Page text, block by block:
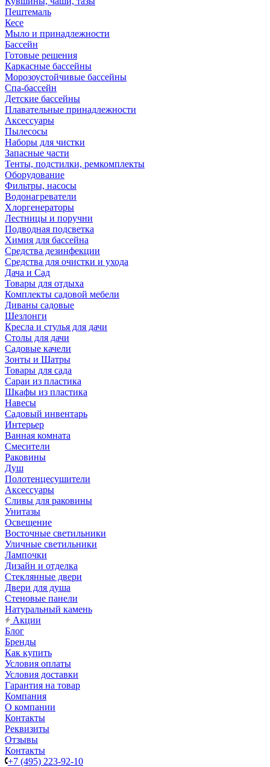
Пештемаль
Кесе
Мыло и принадлежности
Бассейн
Готовые решения
Каркасные бассейны
Морозоустойчивые бассейны
Спа-бассейн
Детские бассейны
Плавательные принадлежности
Аксессуары
Пылесосы
Наборы для чистки
Запасные части
Тенты, подстилки, ремкомплекты
Оборудование
Фильтры, насосы
Водонагреватели
Хлоргенераторы
Лестницы и поручни
Подводная подсветка
Химия для бассейна
Средства дезинфекции
Средства для очистки и ухода
Дача и Сад
Товары для отдыха
Комплекты садовой мебели
Диваны садовые
Шезлонги
Кресла и стулья для дачи
Столы для дачи
Садовые качели
Зонты и Шатры
Товары для сада
Сараи из пластика
Шкафы из пластика
Навесы
Садовый инвентарь
Интерьер
Ванная комната
Смесители
Раковины
Душ
Полотенцесушители
Аксессуары
Сливы для раковины
Унитазы
Освещение
Восточные светильники
Уличные светильники
Лампочки
Дизайн и отделка
Стеклянные двери
Двери для душа
Стеновые панели
Натуральный камень
Акции
Блог
Бренды
Как купить
Условия оплаты
Условия доставки
Гарантия на товар
Компания
О компании
Контакты
Реквизиты
Отзывы
Контакты
+7 (495) 223-92-10